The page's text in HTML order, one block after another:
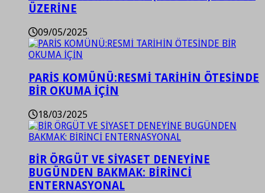
ÜZERİNE
09/05/2025
PARİS KOMÜNÜ:RESMİ TARİHİN ÖTESİNDE
BİR OKUMA İÇİN
18/03/2025
BİR ÖRGÜT VE SİYASET DENEYİNE
BUGÜNDEN BAKMAK: BİRİNCİ
ENTERNASYONAL